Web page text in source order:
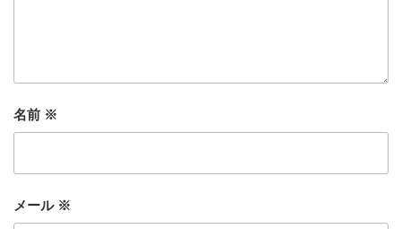
名前 ※
メール ※